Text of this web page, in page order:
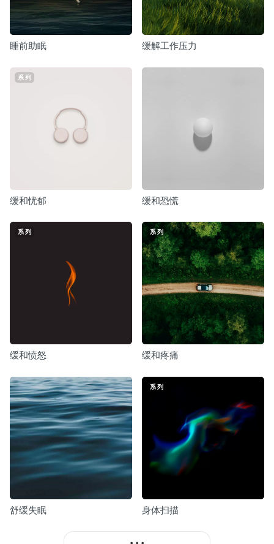
睡前助眠 缓解工作压力
系列
缓和忧郁 缓和恐慌
系列
缓和愤怒
系列
缓和疼痛
舒缓失眠
系列
身体扫描
• • •